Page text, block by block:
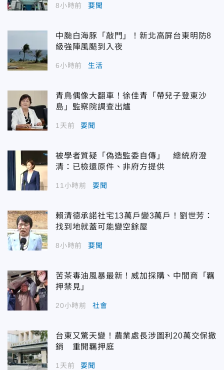
8小時前 要聞
中颱白海豚「敲門」！新北高屏台東明防8
級強陣風颳到入夜
6小時前 生活
青鳥偶像大翻車！徐佳青「帶兒子登東沙
島」監察院調查出爐
1天前 要聞
被學者質疑「偽造監委自傳」 總統府澄
清：已檢還原件、非府方提供
11小時前 要聞
賴清德承諾社宅13萬戶變3萬戶！劉世芳：
找到地就蓋可能變空餘屋
8小時前 要聞
苦茶毒油風暴最新！威加採購、中間商「羈
押禁見」
20小時前 社會
台東又驚天變！農業處長涉圖利20萬交保撤
銷 重開羈押庭
1天前 要聞